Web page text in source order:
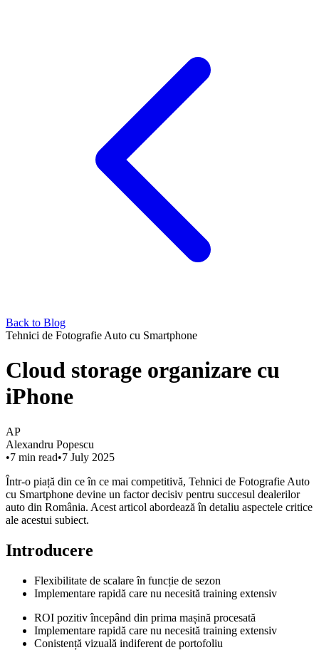
Back to Blog
Tehnici de Fotografie Auto cu Smartphone
Cloud storage organizare cu
iPhone
AP
Alexandru Popescu
•7 min read•7 July 2025
Într-o piață din ce în ce mai competitivă, Tehnici de Fotografie Auto
cu Smartphone devine un factor decisiv pentru succesul dealerilor
auto din România. Acest articol abordează în detaliu aspectele critice
ale acestui subiect.
Introducere
Flexibilitate de scalare în funcție de sezon
Implementare rapidă care nu necesită training extensiv
ROI pozitiv începând din prima mașină procesată
Implementare rapidă care nu necesită training extensiv
Conistență vizuală indiferent de portofoliu